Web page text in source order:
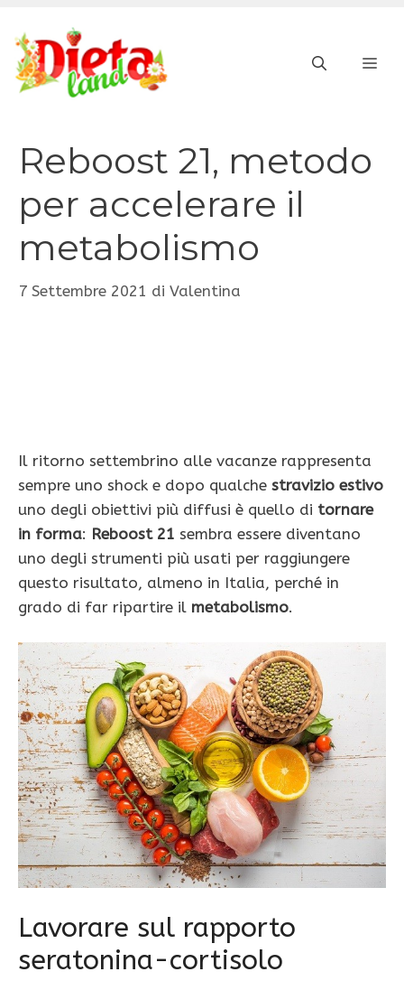
contenuto
Reboost 21, metodo
per accelerare il
metabolismo
7 Settembre 2021 di Valentina
Il ritorno settembrino alle vacanze rappresenta
sempre uno shock e dopo qualche stravizio estivo
uno degli obiettivi più diffusi è quello di tornare
in forma: Reboost 21 sembra essere diventano
uno degli strumenti più usati per raggiungere
questo risultato, almeno in Italia, perché in
grado di far ripartire il metabolismo.
Lavorare sul rapporto
seratonina-cortisolo